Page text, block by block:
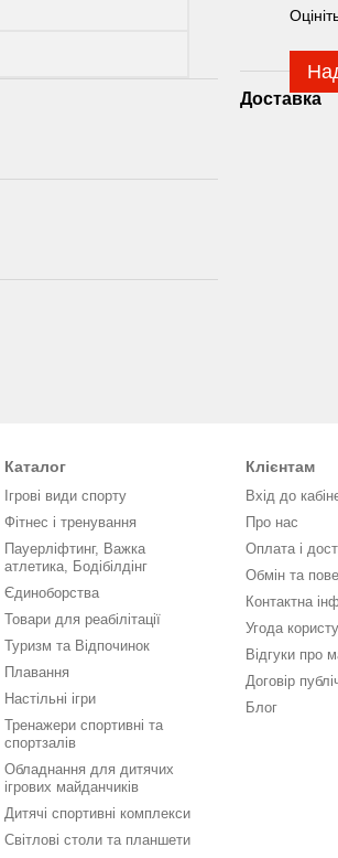
Доставка
Каталог
Ігрові види спорту
Фітнес і тренування
Пауерліфтинг, Важка
атлетика, Бодібілдінг
Єдиноборства
Товари для реабілітації
Туризм та Відпочинок
Плавання
Настільні ігри
Тренажери спортивні та
спортзалів
Обладнання для дитячих
ігрових майданчиків
Дитячі спортивні комплекси
Світлові столи та планшети
Клієнтам
Вхід до
Про нас
Оплата і
Обмін та
Контактна
Угода
Відгуки про
Договір
Блог